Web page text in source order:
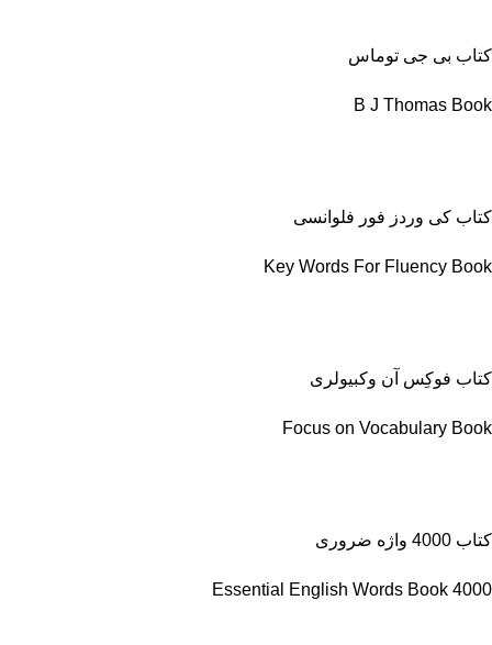
کتاب بی جی توماس
B J Thomas Book
کتاب کی وردز فور فلوانسی
Key Words For Fluency Book
کتاب فوکِس آن وکبیولری
Focus on Vocabulary Book
کتاب 4000 واژه ضروری
4000 Essential English Words Book